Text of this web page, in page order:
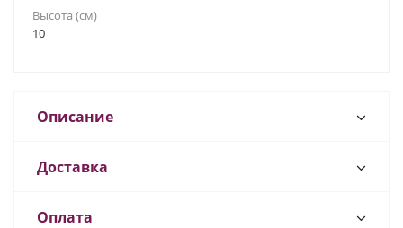
Высота (см)
10
Описание
Доставка
Оплата